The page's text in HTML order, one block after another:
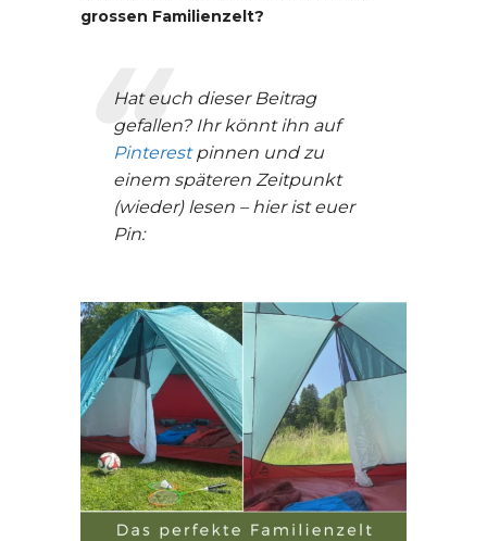
grossen Familienzelt?
Hat euch dieser Beitrag
gefallen? Ihr könnt ihn auf
Pinterestpinnen und zu
einem späteren Zeitpunkt
(wieder) lesen – hier ist euer
Pin: